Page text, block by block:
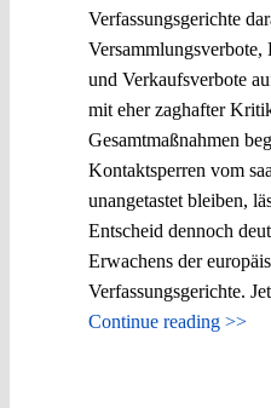
Verfassungsgerichte
Versammlungsverbote,
und Verkaufsverbote
mit eher zaghafter
Gesamtmaßnahmen
Kontaktsperren vom
unangetastet bleiben,
Entscheid dennoch
Erwachens der
Verfassungsgerichte.
Continue reading >>